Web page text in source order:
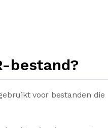
bestand?
voor bestanden die